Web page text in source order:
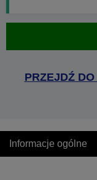
PRZEJDŹ
Informacje ogólne